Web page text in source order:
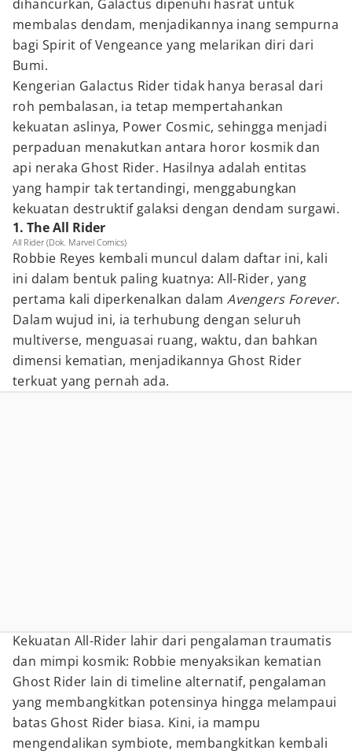
dihancurkan, Galactus dipenuhi hasrat untuk
membalas dendam, menjadikannya inang sempurna
bagi Spirit of Vengeance yang melarikan diri dari
Bumi.
Kengerian Galactus Rider tidak hanya berasal dari
roh pembalasan, ia tetap mempertahankan
kekuatan aslinya, Power Cosmic, sehingga menjadi
perpaduan menakutkan antara horor kosmik dan
api neraka Ghost Rider. Hasilnya adalah entitas
yang hampir tak tertandingi, menggabungkan
kekuatan destruktif galaksi dengan dendam surgawi.
1. The All Rider
All Rider (Dok. Marvel Comics)
Robbie Reyes kembali muncul dalam daftar ini, kali
ini dalam bentuk paling kuatnya: All-Rider, yang
pertama kali diperkenalkan dalamAvengers Forever.
Dalam wujud ini, ia terhubung dengan seluruh
multiverse, menguasai ruang, waktu, dan bahkan
dimensi kematian, menjadikannya Ghost Rider
terkuat yang pernah ada.
Kekuatan All-Rider lahir dari pengalaman traumatis
dan mimpi kosmik: Robbie menyaksikan kematian
Ghost Rider lain di timeline alternatif, pengalaman
yang membangkitkan potensinya hingga melampaui
batas Ghost Rider biasa. Kini, ia mampu
mengendalikan symbiote, membangkitkan kembali